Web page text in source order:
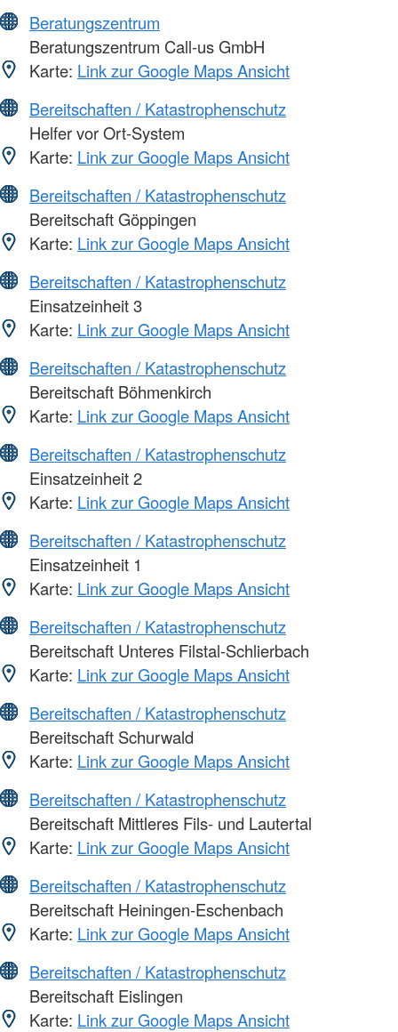
Beratungszentrum
Beratungszentrum Call-us GmbH
Karte: Link zur Google Maps Ansicht
Bereitschaften / Katastrophenschutz
Helfer vor Ort-System
Karte: Link zur Google Maps Ansicht
Bereitschaften / Katastrophenschutz
Bereitschaft Göppingen
Karte: Link zur Google Maps Ansicht
Bereitschaften / Katastrophenschutz
Einsatzeinheit 3
Karte: Link zur Google Maps Ansicht
Bereitschaften / Katastrophenschutz
Bereitschaft Böhmenkirch
Karte: Link zur Google Maps Ansicht
Bereitschaften / Katastrophenschutz
Einsatzeinheit 2
Karte: Link zur Google Maps Ansicht
Bereitschaften / Katastrophenschutz
Einsatzeinheit 1
Karte: Link zur Google Maps Ansicht
Bereitschaften / Katastrophenschutz
Bereitschaft Unteres Filstal-Schlierbach
Karte: Link zur Google Maps Ansicht
Bereitschaften / Katastrophenschutz
Bereitschaft Schurwald
Karte: Link zur Google Maps Ansicht
Bereitschaften / Katastrophenschutz
Bereitschaft Mittleres Fils- und Lautertal
Karte: Link zur Google Maps Ansicht
Bereitschaften / Katastrophenschutz
Bereitschaft Heiningen-Eschenbach
Karte: Link zur Google Maps Ansicht
Bereitschaften / Katastrophenschutz
Bereitschaft Eislingen
Karte: Link zur Google Maps Ansicht